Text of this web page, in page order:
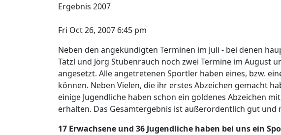
Ergebnis 2007
Fri Oct 26, 2007 6:45 pm
Neben den angekündigten Terminen im Juli - bei denen
Tatzl und Jörg Stubenrauch noch zwei Termine im August
angesetzt. Alle angetretenen Sportler haben eines, bzw.
können. Neben Vielen, die ihr erstes Abzeichen gemacht
einige Jugendliche haben schon ein goldenes Abzeichen
erhalten. Das Gesamtergebnis ist außerordentlich gut und
17 Erwachsene und 36 Jugendliche haben bei uns ein